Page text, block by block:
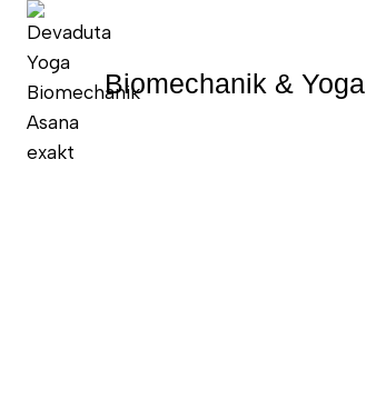
Zum
Inhalt
springen
Biomechanik & Yoga